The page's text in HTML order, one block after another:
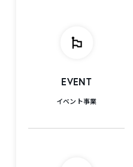
EVENT
イベント事業